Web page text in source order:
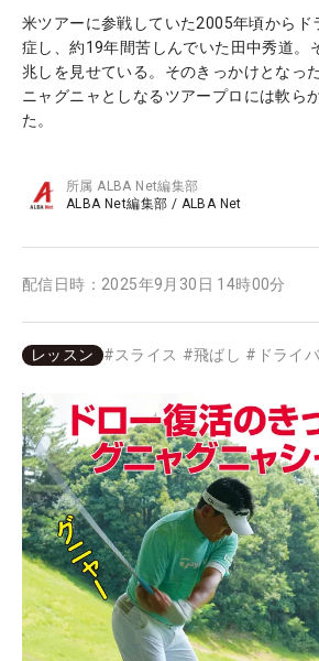
米ツアーに参戦していた2005年頃からド
症し、約19年間苦しんでいた田中秀道。
兆しを見せている。そのきっかけとなっ
ニャグニャとしなるツアープロには軟ら
た。
所属ALBA Net編集部
ALBA Net編集部 / ALBA Net
配信日時： 2025年9月30日 14時00分
レッスン #スライス #飛ばし # ドライ